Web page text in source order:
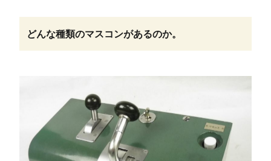
どんな種類のマスコンがあるのか。